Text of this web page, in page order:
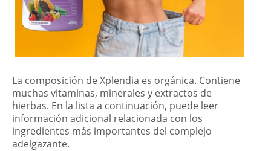
La composición de Xplendia es orgánica. Contiene
muchas vitaminas, minerales y extractos de
hierbas. En la lista a continuación, puede leer
información adicional relacionada con los
ingredientes más importantes del complejo
adelgazante.